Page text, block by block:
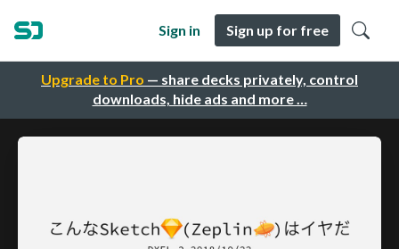
Upgrade to Pro — share decks privately, control
downloads, hide ads and more …
Sign in Sign up for free